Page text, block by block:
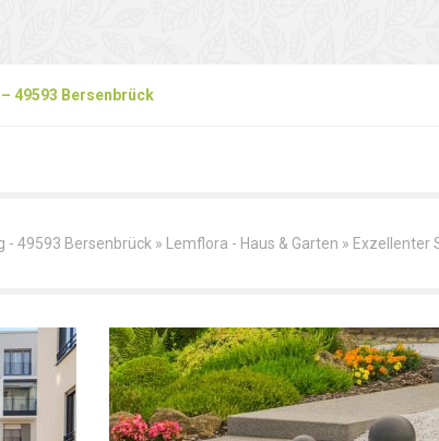
49593 Bersenbrück
- 49593 Bersenbrück » Lemflora - Haus & Garten » Exzellenter